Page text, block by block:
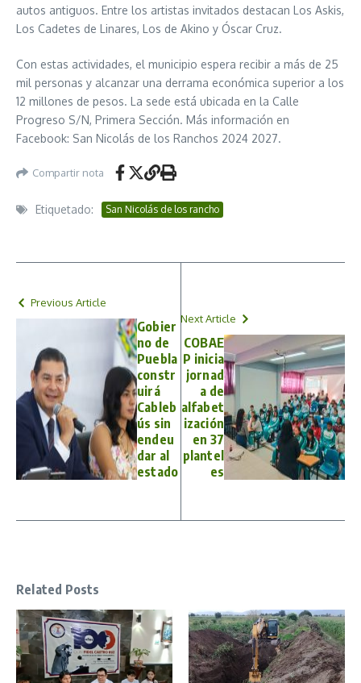
autos antiguos. Entre los artistas invitados destacan Los Askis,
Los Cadetes de Linares, Los de Akino y Óscar Cruz.
Con estas actividades, el municipio espera recibir a más de 25
mil personas y alcanzar una derrama económica superior a los
12 millones de pesos. La sede está ubicada en la Calle
Progreso S/N, Primera Sección. Más información en
Facebook: San Nicolás de los Ranchos 2024 2027.
Compartir nota
Etiquetado: San Nicolás de los rancho
Previous Article
Gobier
no de
Puebla
constr
uirá
Cableb
ús sin
endeu
dar al
estado
Next Article
COBAE
P inicia
jornad
a de
alfabet
ización
en 37
plantel
es
Related Posts